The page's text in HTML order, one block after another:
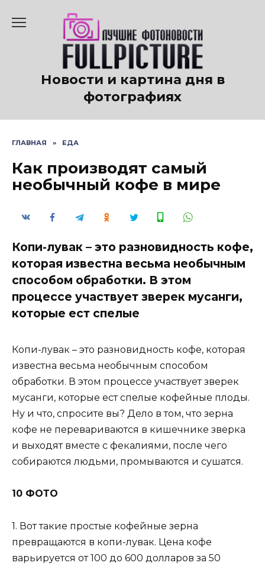
содержанию
Новости и картина дня в
фотографиях
ГЛАВНАЯ » ЕДА
Как производят самый
необычный кофе в мире
Копи-лувак – это разновидность кофе,
которая известна весьма необычным
способом обработки. В этом
процессе участвует зверек мусанги,
которые ест спелые
Копи-лувак – это разновидность кофе, которая
известна весьма необычным способом
обработки. В этом процессе участвует зверек
мусанги, которые ест спелые кофейные плоды.
Ну и что, спросите вы? Дело в том, что зерна
кофе не перевариваются в кишечнике зверка
и выходят вместе с фекалиями, после чего
собираются людьми, промываются и сушатся.
10 ФОТО
1. Вот такие простые кофейные зерна
превращаются в копи-лувак. Цена кофе
варьируется от 100 до 600 долларов за 50